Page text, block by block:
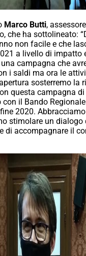
Marco Butti,
che ha sottolineato:
non facile e che
a livello di impatto
campagna che
i saldi ma ora le
sosterremo la
questa campagna
il Bando
2020.
stimolare un dialogo
di accompagnare il